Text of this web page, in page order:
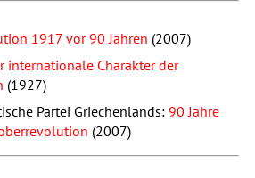
1917 vor 90 Jahren (2007)
internationale Charakter der
(1927)
Partei Griechenlands: 90 Jahre
(2007)